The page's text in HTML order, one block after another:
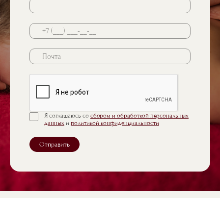
Почта
Я соглашаюсь со сбором и обработкой персональных
данных и политикой конфиденциальности
Отправить